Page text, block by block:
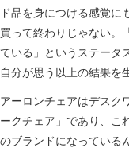
ド品を身につける感覚に
買って終わりじゃない。
ている」というステータ
自分が思う以上の結果を
アーロンチェアはデスク
ークチェア」であり、こ
のブランドになっている